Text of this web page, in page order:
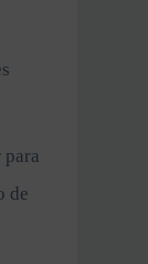
para
de